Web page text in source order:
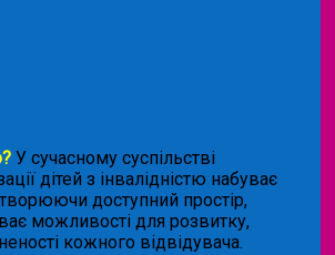
У сучасному суспільстві
дітей з інвалідністю набуває
доступний простір,
можливості для розвитку,
кожного відвідувача.